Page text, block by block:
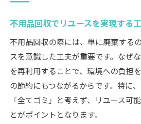
不用品回収でリユースを実現する
不用品回収の際には、単に廃棄する
スを意識した工夫が重要です。なぜ
を再利用することで、環境への負担
の節約にもつながるからです。特に
「全てゴミ」と考えず、リユース可
とがポイントとなります。